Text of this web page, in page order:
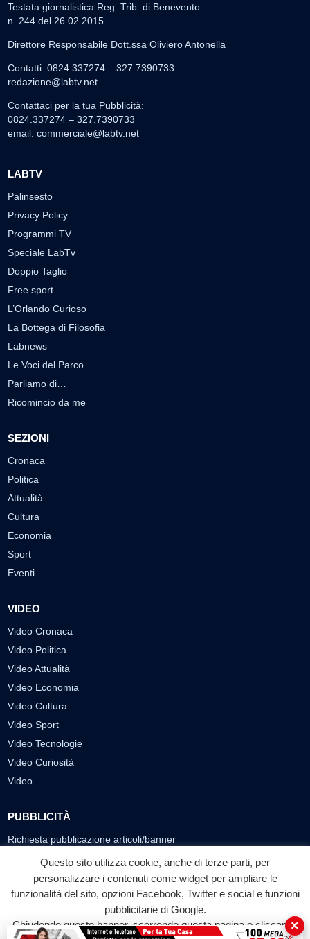
Testata giornalistica Reg. Trib. di Benevento
n. 244 del 26.02.2015
Direttore Responsabile Dott.ssa Oliviero Antonella
Contatti: 0824.337274 – 327.7390733
redazione@labtv.net
Contattaci per la tua Pubblicità:
0824.337274 – 327.7390733
email: commerciale@labtv.net
LABTV
Palinsesto
Privacy Policy
Programmi TV
Speciale LabTv
Doppio Taglio
Free sport
L’Orlando Curioso
La Bottega di Filosofia
Labnews
Le Voci del Parco
Parliamo di…
Ricomincio da me
SEZIONI
Cronaca
Politica
Attualità
Cultura
Economia
Sport
Eventi
VIDEO
Video Cronaca
Video Politica
Video Attualità
Video Economia
Video Cultura
Video Sport
Video Tecnologie
Video Curiosità
Video
PUBBLICITÀ
Richiesta pubblicazione articoli/banner
SEGUICI SUI SOCIAL
f
Facebook
◎ ▶
YouTube
Questo sito utilizza cookie, anche di terze parti, per
personalizzare i contenuti come widget per ampliare le
funzionalità del sito, opzioni Facebook, Twitter e social e funzioni
pubblicitarie di Google.
Chiudendo questo banner, scorrendo questa pagina o cliccando
×